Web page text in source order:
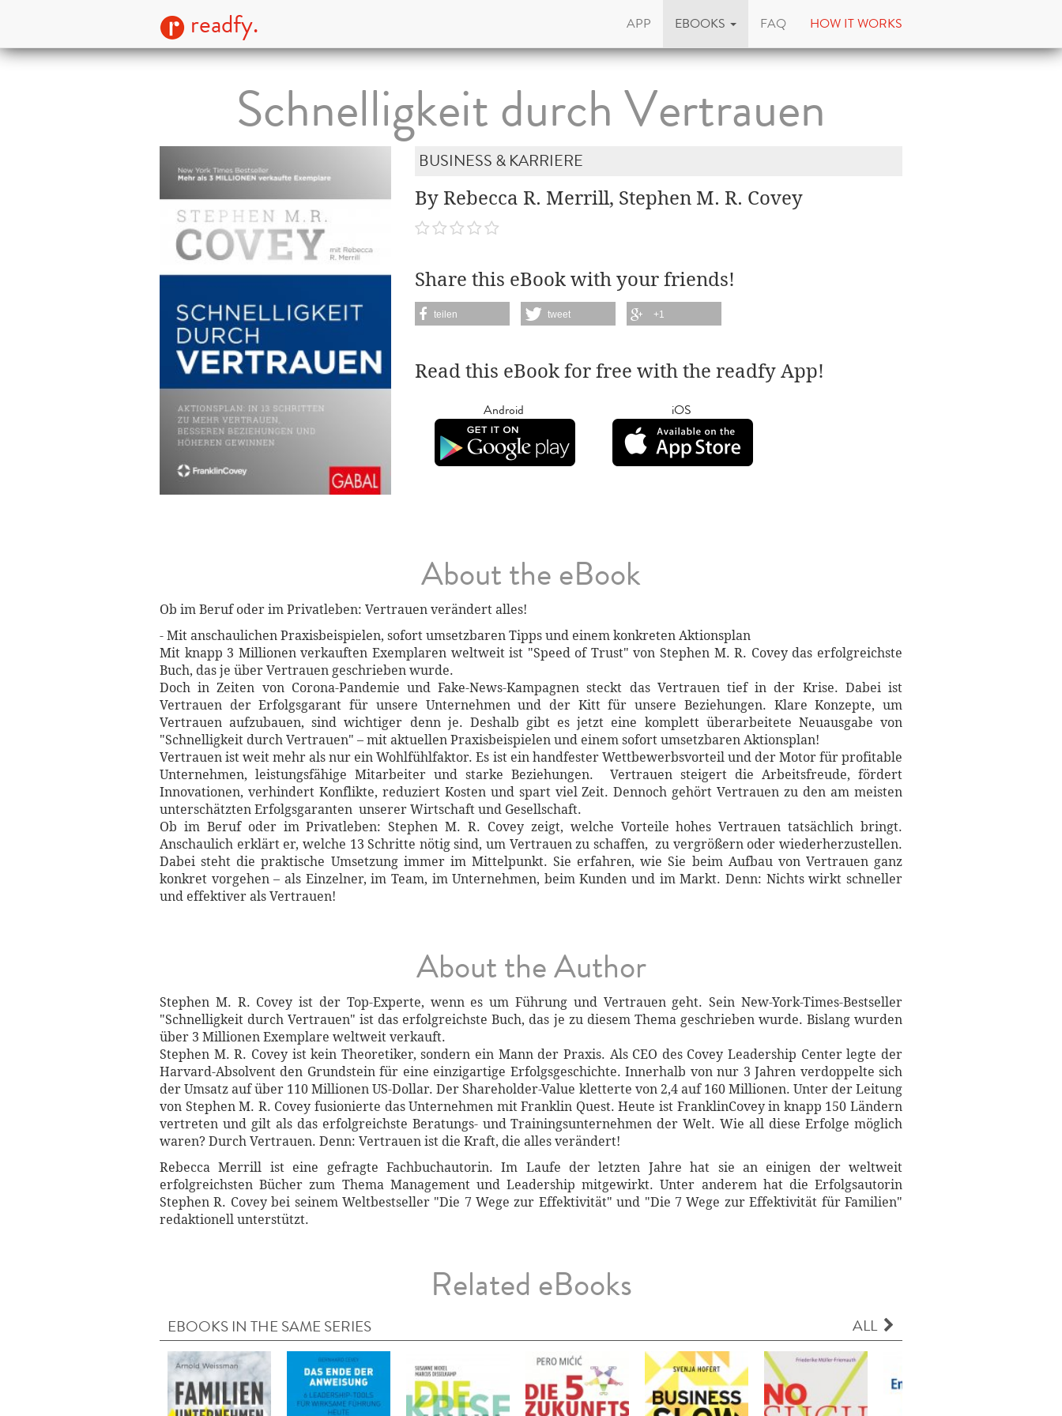
readfy. APP EBOOKS FAQ HOW IT WORKS
Schnelligkeit durch Vertrauen
BUSINESS & KARRIERE
By Rebecca R. Merrill, Stephen M. R. Covey
Share this eBook with your friends!
teilen tweet +1
Read this eBook for free with the readfy App!
Android iOS
About the eBook
Ob im Beruf oder im Privatleben: Vertrauen verändert alles!
- Mit anschaulichen Praxisbeispielen, sofort umsetzbaren Tipps und einem konkreten Aktionsplan
Mit knapp 3 Millionen verkauften Exemplaren weltweit ist "Speed of Trust" von Stephen M. R. Covey das erfolgreichste
Buch, das je über Vertrauen geschrieben wurde.
Doch in Zeiten von Corona-Pandemie und Fake-News-Kampagnen steckt das Vertrauen tief in der Krise. Dabei ist
Vertrauen der Erfolgsgarant für unsere Unternehmen und der Kitt für unsere Beziehungen. Klare Konzepte, um
Vertrauen aufzubauen, sind wichtiger denn je. Deshalb gibt es jetzt eine komplett überarbeitete Neuausgabe von
"Schnelligkeit durch Vertrauen" – mit aktuellen Praxisbeispielen und einem sofort umsetzbaren Aktionsplan!
Vertrauen ist weit mehr als nur ein Wohlfühlfaktor. Es ist ein handfester Wettbewerbsvorteil und der Motor für profitable
Unternehmen, leistungsfähige Mitarbeiter und starke Beziehungen. Vertrauen steigert die Arbeitsfreude, fördert
Innovationen, verhindert Konflikte, reduziert Kosten und spart viel Zeit. Dennoch gehört Vertrauen zu den am meisten
unterschätzten Erfolgsgaranten unserer Wirtschaft und Gesellschaft.
Ob im Beruf oder im Privatleben: Stephen M. R. Covey zeigt, welche Vorteile hohes Vertrauen tatsächlich bringt.
Anschaulich erklärt er, welche 13 Schritte nötig sind, um Vertrauen zu schaffen, zu vergrößern oder wiederherzustellen.
Dabei steht die praktische Umsetzung immer im Mittelpunkt. Sie erfahren, wie Sie beim Aufbau von Vertrauen ganz
konkret vorgehen – als Einzelner, im Team, im Unternehmen, beim Kunden und im Markt. Denn: Nichts wirkt schneller
und effektiver als Vertrauen!
About the Author
Stephen M. R. Covey ist der Top-Experte, wenn es um Führung und Vertrauen geht. Sein New-York-Times-Bestseller
"Schnelligkeit durch Vertrauen" ist das erfolgreichste Buch, das je zu diesem Thema geschrieben wurde. Bislang wurden
über 3 Millionen Exemplare weltweit verkauft.
Stephen M. R. Covey ist kein Theoretiker, sondern ein Mann der Praxis. Als CEO des Covey Leadership Center legte der
Harvard-Absolvent den Grundstein für eine einzigartige Erfolgsgeschichte. Innerhalb von nur 3 Jahren verdoppelte sich
der Umsatz auf über 110 Millionen US-Dollar. Der Shareholder-Value kletterte von 2,4 auf 160 Millionen. Unter der Leitung
von Stephen M. R. Covey fusionierte das Unternehmen mit Franklin Quest. Heute ist FranklinCovey in knapp 150 Ländern
vertreten und gilt als das erfolgreichste Beratungs- und Trainingsunternehmen der Welt. Wie all diese Erfolge möglich
waren? Durch Vertrauen. Denn: Vertrauen ist die Kraft, die alles verändert!
Rebecca Merrill ist eine gefragte Fachbuchautorin. Im Laufe der letzten Jahre hat sie an einigen der weltweit
erfolgreichsten Bücher zum Thema Management und Leadership mitgewirkt. Unter anderem hat die Erfolgsautorin
Stephen R. Covey bei seinem Weltbestseller "Die 7 Wege zur Effektivität" und "Die 7 Wege zur Effektivität für Familien"
redaktionell unterstützt.
Related eBooks
EBOOKS IN THE SAME SERIES ALL